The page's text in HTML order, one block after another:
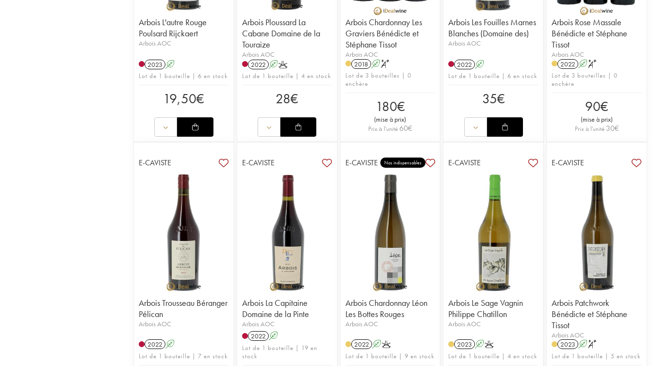
Arbois L'autre Rouge
Poulsard Rijckaert
Arbois AOC
2023 A
Lot de 1 bouteille | 6 en stock
19,50€
Arbois Ploussard La
Cabane Domaine de la
Touraize
Arbois AOC
2022 AK
Lot de 1 bouteille | 4 en stock
28€
Arbois Chardonnay Les
Graviers Bénédicte et
Stéphane Tissot
Arbois AOC
2018 A S
Lot de 3 bouteilles | 0
enchère
180€
(mise à prix)
Prix à l'unité 60€
Arbois Les Fouilles Marnes
Blanches (Domaine des)
Arbois AOC
2022 A
Lot de 1 bouteille | 6 en stock
35€
Arbois Rose Massale
Bénédicte et Stéphane
Tissot
Arbois AOC
2022 A S
Lot de 3 bouteilles | 0
enchère
90€
(mise à prix)
Prix à l'unité 30€
E-CAVISTE
Arbois Trousseau Béranger
Pélican
Arbois AOC
2022 A
Lot de 1 bouteille | 7 en stock
E-CAVISTE
Arbois La Capitaine
Domaine de la Pinte
Arbois AOC
2022 A
Lot de 1 bouteille | 19 en
stock
E-CAVISTE Nos indispensables
Arbois Chardonnay Léon
Les Bottes Rouges
Arbois AOC
2022 AK
Lot de 1 bouteille | 9 en stock
E-CAVISTE
Arbois Le Sage Vagnin
Philippe Chatillon
Arbois AOC
2023 AK
Lot de 1 bouteille | 4 en stock
E-CAVISTE
Arbois Patchwork
Bénédicte et Stéphane
Tissot
Arbois AOC
2023 A S
Lot de 1 bouteille | 5 en stock